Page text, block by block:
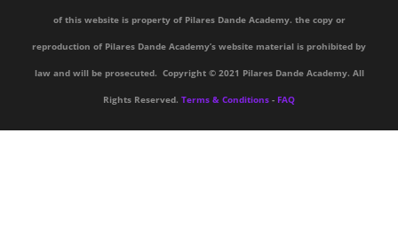
of this website is property of Pilares Dande Academy. the copy or
reproduction of Pilares Dande Academy’s website material is prohibited by
law and will be prosecuted. Copyright © 2021 Pilares Dande Academy. All
Rights Reserved. Terms & Conditions - FAQ